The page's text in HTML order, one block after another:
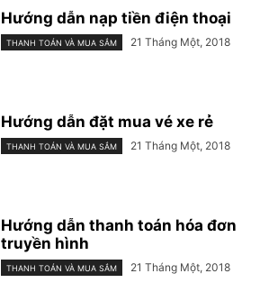
Hướng dẫn nạp tiền điện thoại
THANH TOÁN VÀ MUA SẮM 21 Tháng Một, 2018
Hướng dẫn đặt mua vé xe rẻ
THANH TOÁN VÀ MUA SẮM 21 Tháng Một, 2018
Hướng dẫn thanh toán hóa đơn
truyền hình
THANH TOÁN VÀ MUA SẮM 21 Tháng Một, 2018